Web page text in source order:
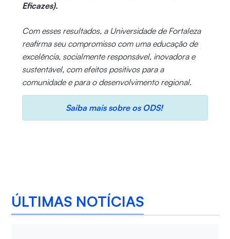
Eficazes).
Com esses resultados, a Universidade de Fortaleza
reafirma seu compromisso com uma educação de
excelência, socialmente responsável, inovadora e
sustentável, com efeitos positivos para a
comunidade e para o desenvolvimento regional.
Saiba mais sobre os ODS!
ÚLTIMAS NOTÍCIAS